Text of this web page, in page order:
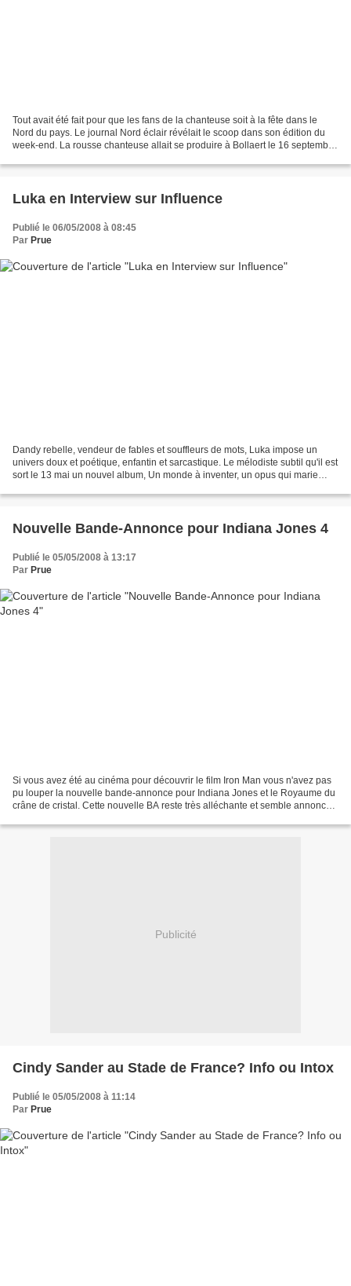
Tout avait été fait pour que les fans de la chanteuse soit à la fête dans le
Nord du pays. Le journal Nord éclair révélait le scoop dans son édition du
week-end. La rousse chanteuse allait se produire à Bollaert le 16 septembre
Luka en Interview sur Influence
Publié le 06/05/2008 à 08:45
Par Prue
Dandy rebelle, vendeur de fables et souffleurs de mots, Luka impose un
univers doux et poétique, enfantin et sarcastique. Le mélodiste subtil qu'il est
sort le 13 mai un nouvel album, Un monde à inventer, un opus qui marie
Nouvelle Bande-Annonce pour Indiana Jones 4
Publié le 05/05/2008 à 13:17
Par Prue
Si vous avez été au cinéma pour découvrir le film Iron Man vous n'avez pas
pu louper la nouvelle bande-annonce pour Indiana Jones et le Royaume du
crâne de cristal. Cette nouvelle BA reste très alléchante et semble annoncer
Publicité
Cindy Sander au Stade de France? Info ou Intox
Publié le 05/05/2008 à 11:14
Par Prue